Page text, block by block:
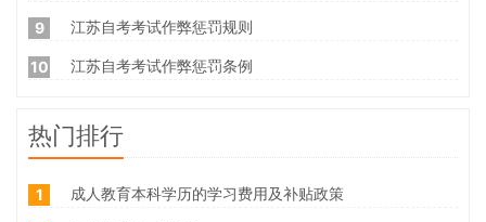
9 江苏自考考试作弊惩罚规则
10 江苏自考考试作弊惩罚条例
热门排行
1 成人教育本科学历的学习费用及补贴政策